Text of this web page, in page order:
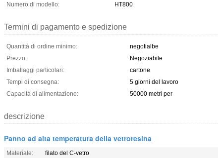
Numero di modello:
HT800
Termini di pagamento e spedizione
Quantità di ordine minimo:
negotialbe
Prezzo:
Negoziabile
Imballaggi particolari:
cartone
Tempi di consegna:
5 giorni del lavoro
Capacità di alimentazione:
50000 metri per
descrizione
Panno ad alta temperatura della vetroresina
Materiale:
filato del C-vetro